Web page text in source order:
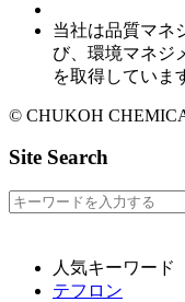
当社は品質マネ
び、環境マネジ
を取得していま
© CHUKOH
Site Search
人気キーワード
テフロン